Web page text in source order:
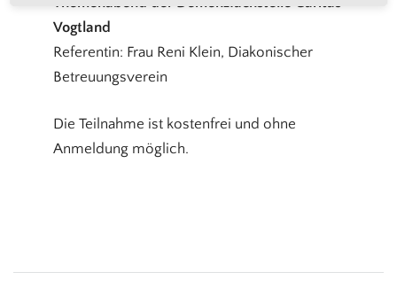
Vogtland
Referentin: Frau Reni Klein, Diakonischer
Betreuungsverein
Die Teilnahme ist kostenfrei und ohne
Anmeldung möglich.